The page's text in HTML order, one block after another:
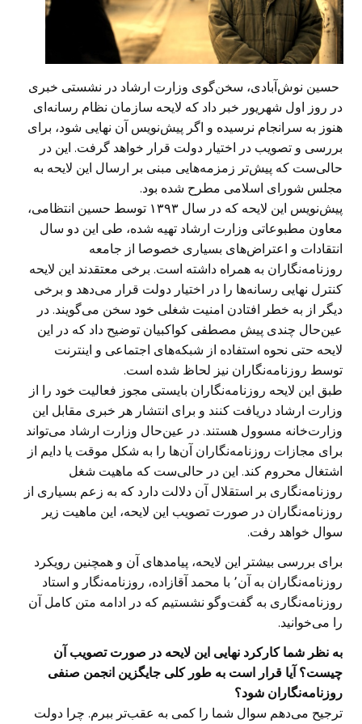
حسین نوش‌آبادی، سخن‌گوی وزارت ارشاد در نشستی خبری
در روز اول شهریور خبر داد که لایحه سازمان نظام رسانه‌ای
هنوز به سرانجام نرسیده و اگر پیش‌نویس آن‌ نهایی شود،‌ برای
بررسی و تصویب در اختیار دولت قرار خواهد گرفت. این در
حالی‌ست که پیش‌تر زمزمه‌هایی مبنی بر ارسال این لایحه به
مجلس شورای اسلامی مطرح شده بود.
پیش‌نویس این لایحه که در سال ۱۳۹۳ توسط حسین انتظامی،
معاون مطبوعاتی وزارت ارشاد تهیه شده، طی این دو سال
انتقادات و اعتراض‌های بسیاری خصوصا از جامعه
روزنامه‌نگاران به همراه داشته است. برخی معتقدند این لایحه
کنترل نهایی رسانه‌ها را در اختیار دولت قرار می‌دهد و برخی
دیگر از به خطر افتادن امنیت شغلی خود سخن می‌گویند. در
عین‌حال چندی پیش مصطفی کواکبیان توضیح داد که در این
لایحه حتی نحوه استفاده از شبکه‌های اجتماعی و اینترنت
توسط روزنامه‌نگاران نیز لحاظ شده است.
طبق این لایحه روزنامه‌نگاران بایستی مجوز فعالیت خود را از
وزارت ارشاد دریافت کنند و برای انتشار هر خبری مقابل این
وزارت‌خانه مسوول هستند. در عین‌حال وزارت ارشاد می‌تواند
برای مجازات روزنامه‌نگاران آن‌ها را به شکل موقت یا دایم از
اشتغال محروم کند. این در حالی‌ست که ماهیت شغل
روزنامه‌نگاری بر استقلال آن دلالت دارد که به زعم بسیاری از
روزنامه‌نگاران در صورت تصویب این لایحه، این ماهیت زیر
سوال خواهد رفت.
برای بررسی بیشتر این لایحه، پیامدهای آن و همچنین رویکرد
روزنامه‌نگاران به آن٬ با محمد آقازاده، روزنامه‌نگار و استاد
روزنامه‌نگاری به گفت‌وگو نشستیم که در ادامه متن کامل آن
را می‌خوانید.
به نظر شما کارکرد نهایی این لایحه در صورت تصویب آن
چیست؟ آیا قرار است به طور کلی جایگزین انجمن صنفی
روزنامه‌نگاران شود؟
ترجیح می‌دهم سوال شما را کمی به عقب‌تر ببرم. چرا دولت